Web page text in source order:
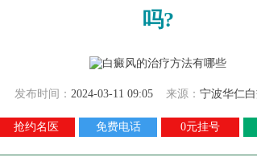
吗?
发布时间： 2024-03-11 09:05 来源： 宁波华仁
抢约名医 免费电话 0元挂号